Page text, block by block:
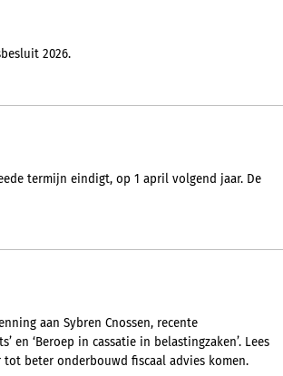
2026.
termijn eindigt, op 1 april volgend jaar. De
aan Sybren Cnossen, recente
en ‘Beroep in cassatie in belastingzaken’. Lees
beter onderbouwd fiscaal advies komen.